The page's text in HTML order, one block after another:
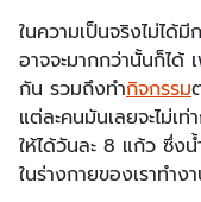
ในความเป็นจริงไม่ไ
อาจจะมากกว่านั้นก็ได้
กัน รวมถึงทำกิจกรรม
แต่ละคนมันเลยจะไม่เ
ให้ได้วันละ 8 แก้ว ซึ่งน้
ในร่างกายของเราทำ